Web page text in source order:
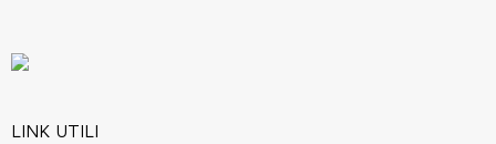
LINK UTILI